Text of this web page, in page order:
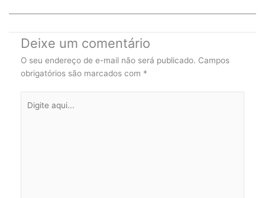
Deixe um comentário
O seu endereço de e-mail não será publicado. Campos
obrigatórios são marcados com *
aqui...